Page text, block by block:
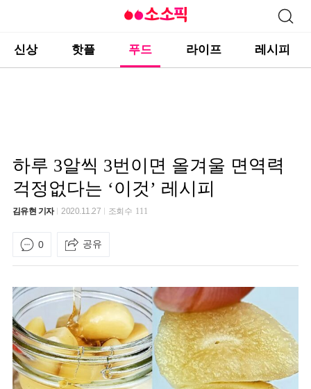
신상 핫플 푸드 라이프 레시피
하루 3알씩 3번이면 올겨울 면역력
걱정없다는 ‘이것’ 레시피
김유현 기자 2020.11.27 조회수 111
0 공유